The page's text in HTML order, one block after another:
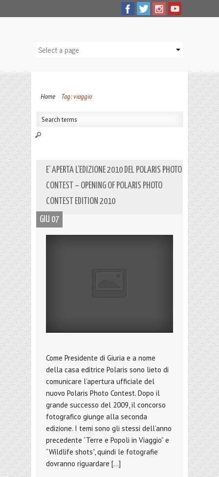
Home Tag: viaggio
E’ APERTA L’EDIZIONE 2010 DEL POLARIS PHOTO
CONTEST – OPENING OF POLARIS PHOTO
CONTEST EDITION 2010
GIU 07
Come Presidente di Giuria e a nome
della casa editrice Polaris sono lieto di
comunicare l’apertura ufficiale del
nuovo Polaris Photo Contest. Dopo il
grande successo del 2009, il concorso
fotografico giunge alla seconda
edizione. I temi sono gli stessi dell’anno
precedente “Terre e Popoli in Viaggio” e
“Wildlife shots”, quindi le fotografie
dovranno riguardare […]